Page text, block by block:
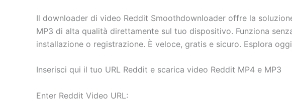
Il downloader di video Reddit Smoothdownloader offre la
MP3 di alta qualità direttamente sul tuo dispositivo. Funziona
installazione o registrazione. È veloce, gratis e sicuro. Esplora
Inserisci qui il tuo URL Reddit e scarica video Reddit MP4 e MP3
Enter Reddit Video URL: